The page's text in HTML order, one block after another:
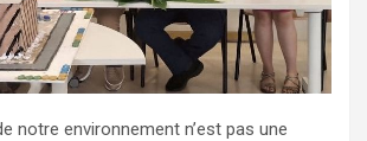
notre environnement n’est pas une